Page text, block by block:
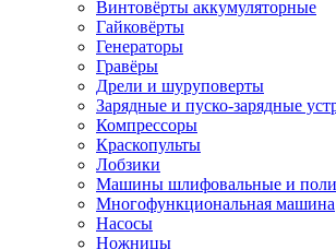
Винтовёрты аккумуляторные
Гайковёрты
Генераторы
Гравёры
Дрели и шуруповерты
Зарядные и пуско-зарядные
Компрессоры
Краскопульты
Лобзики
Машины шлифовальные и
Многофункциональная машина
Насосы
Ножницы